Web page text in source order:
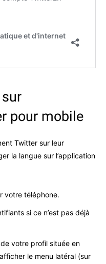
pour mobile
Twitter sur leur
la langue sur l’application
votre téléphone.
si ce n’est pas déjà
votre profil située en
le menu latéral (sur